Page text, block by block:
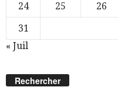
24
25 26
31
« Juil
Rechercher